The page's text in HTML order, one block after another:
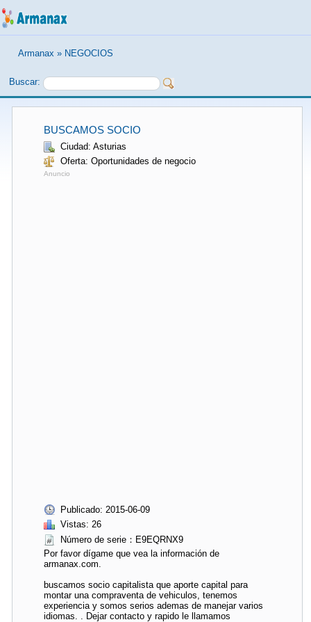
Armanax » NEGOCIOS
Buscar:
BUSCAMOS SOCIO
Ciudad: Asturias
Oferta: Oportunidades de negocio
Anuncio
Publicado: 2015-06-09
Vistas: 26
Número de serie：E9EQRNX9
Por favor dígame que vea la información de
armanax.com.
buscamos socio capitalista que aporte capital para
montar una compraventa de vehiculos, tenemos
experiencia y somos serios ademas de manejar varios
idiomas. . Dejar contacto y rapido le llamamos